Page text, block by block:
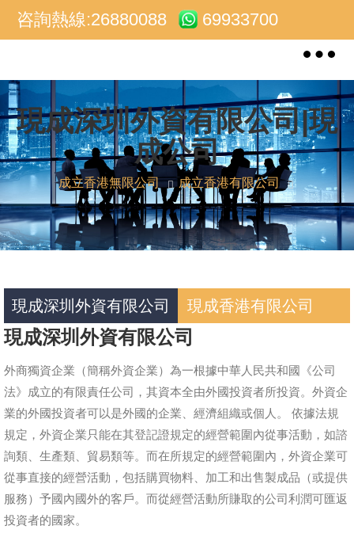
咨詢熱線:26880088 69933700
Toggle
現成深圳外資有限公司|現
成公司
成立香港無限公司 成立香港有限公司
現成深圳外資有限公司 現成香港有限公司
現成深圳外資有限公司
外商獨資企業（簡稱外資企業）為一根據中華人民共和國《公司
法》成立的有限責任公司，其資本全由外國投資者所投資。外資企
業的外國投資者可以是外國的企業、經濟組織或個人。 依據法規
規定，外資企業只能在其登記證規定的經營範圍內從事活動，如諮
詢類、生產類、貿易類等。而在所規定的經營範圍內，外資企業可
從事直接的經營活動，包括購買物料、加工和出售製成品（或提供
服務）予國內國外的客戶。而從經營活動所賺取的公司利潤可匯返
投資者的國家。